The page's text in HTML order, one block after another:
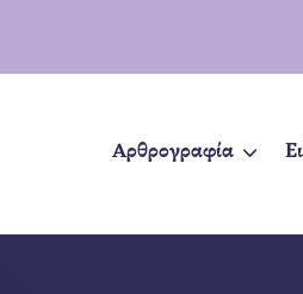
Αρθρογραφία